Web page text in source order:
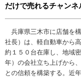
だけで売れるチャンネ
兵庫県三木市に店舗を
社長）は、軽自動車から
約１５０台在庫し、地域
年）の会社立ち上げから
との信頼を構築する。近